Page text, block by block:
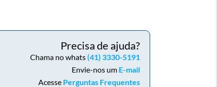
Precisa de ajuda?
Chama no whats(41) 3330-5191
Envie-nos um E-mail
Acesse Perguntas Frequentes